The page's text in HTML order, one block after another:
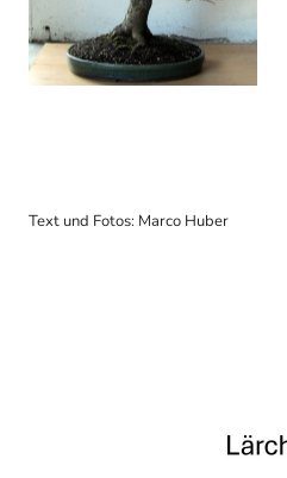
Text und Fotos: Marco Huber